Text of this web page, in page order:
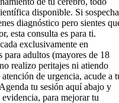
disponible. Si
diagnóstico pero sientes
esta consulta es para ti.
exclusivamente en
para adultos (mayores de 18
realizo peritajes ni atiendo
de urgencia, acude a
tu sesión aquí abajo y
para mejorar tu